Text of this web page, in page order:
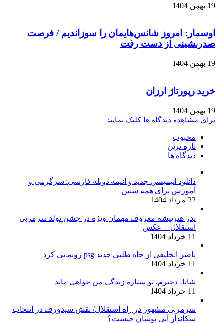
19 بهمن 1404
اوسمار: امروز شانس‌هایمان را سوزاندیم / فرصت
صدرنشینی از دست رفت
19 بهمن 1404
خرید رپورتاژ ارزان
19 بهمن 1404
برای مشاهده دیدگاه ها کلیک نمایید
محبوب
تازه ترین
دیدگاه ها
دانلود انیمیشن جدید و انیمه دوبله فارسی: سرگرمی و
آموزش برای همه سنین
22 مرداد 1404
پدر هنرپیشه معروف مهمان ویژه در جشن تولد سرمربی
استقلال + عکس
11 خرداد 1404
ناصر الخلیفی از جاه طلبی جدید psg رونمایی کرد
11 خرداد 1404
شانا، دخترم، تو ستاره زندگی من خواهی ماند
11 خرداد 1404
سرمربی مشهور در راه استقلال/ نقش سیدورف در انتخاب
سکاندار آبی پوشان چیست؟